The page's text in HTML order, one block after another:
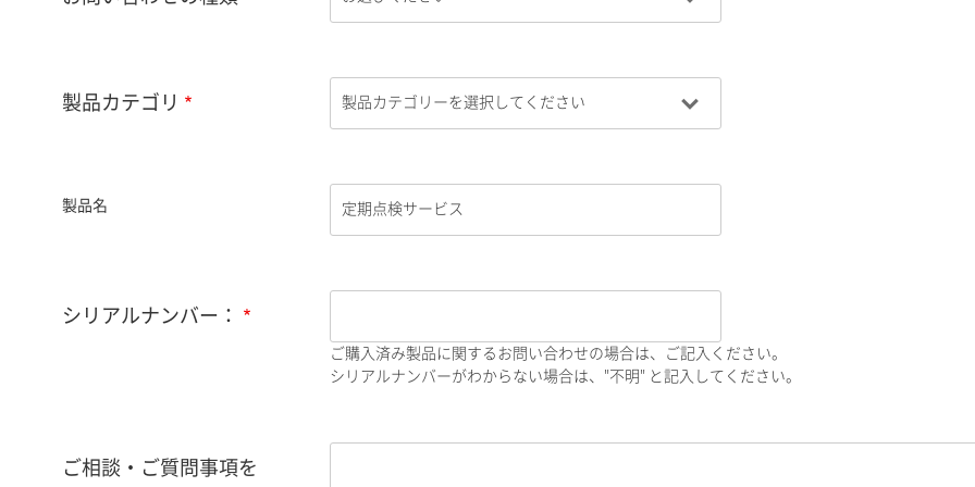
製品カテゴリ
製品名
シリアルナンバー：
ご購入済み製品に関するお問い合わせの場合は、ご記入ください。
シリアルナンバーがわからない場合は、"不明" と記入してください。
ご相談・ご質問事項を